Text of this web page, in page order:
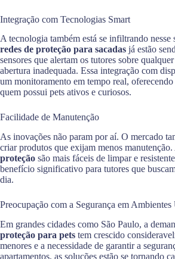
Integração com Tecnologias Smart
A tecnologia também está se infiltrando nesse
redes de proteção para sacadas já estão
sensores que alertam os tutores sobre
abertura inadequada. Essa integração com
um monitoramento em tempo real,
quem possui pets ativos e curiosos.
Facilidade de Manutenção
As inovações não param por aí. O mercado
criar produtos que exijam menos
proteção são mais fáceis de limpar e
benefício significativo para tutores que
dia.
Preocupação com a Segurança em Ambientes
Em grandes cidades como São Paulo, a
proteção para pets tem crescido
menores e a necessidade de garantir a
apartamentos, as soluções estão se tornando